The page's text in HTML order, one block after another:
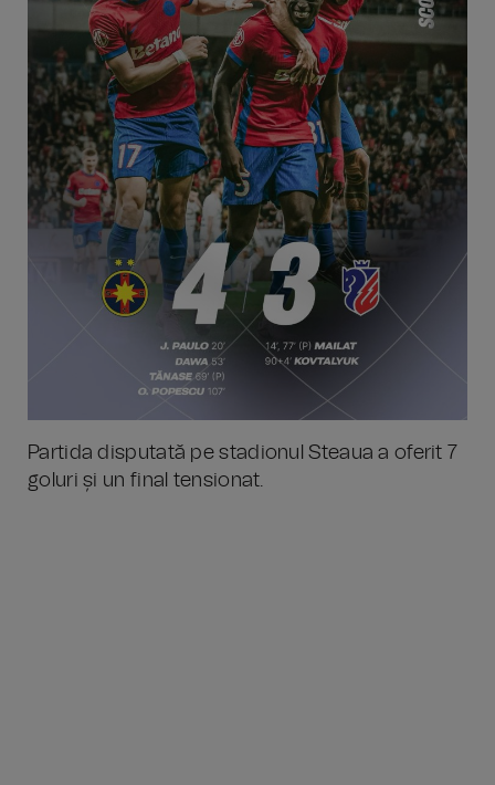
Partida disputată pe stadionul Steaua a oferit 7
goluri și un final tensionat.